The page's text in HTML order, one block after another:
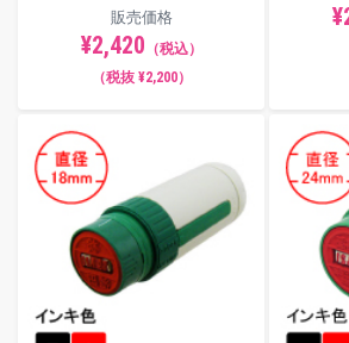
販売価格
¥2,420 （税込）
（税抜 ¥2,200）